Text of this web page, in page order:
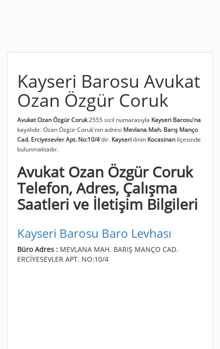
Kayseri Barosu Avukat
Ozan Özgür Coruk
Avukat Ozan Özgür Coruk2555 sicil numarasıyla Kayseri Barosu'na
kayıtlıdır. Ozan Özgür Coruk'nin adresi Mevlana Mah. Barış Manço
Cad. Erciyesevler Apt. No:10/4'dir. Kayseri ilinin Kocasinan ilçesinde
bulunmaktadır.
Avukat Ozan Özgür Coruk
Telefon, Adres, Çalışma
Saatleri ve İletişim Bilgileri
Kayseri Barosu Baro Levhası
Büro Adres : MEVLANA MAH. BARIŞ MANÇO CAD.
ERCİYESEVLER APT. NO:10/4